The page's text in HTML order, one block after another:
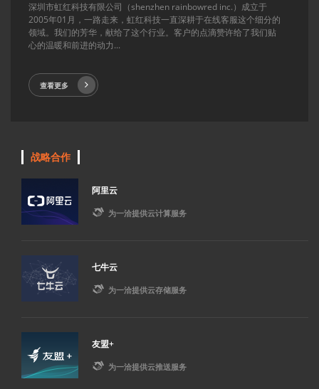
深圳市虹红科技有限公司（shenzhen rainbowred inc.）成立于
2005年01月，一路走来，虹红科技一直深耕于在线客服这个细分的
领域。我们的芳华，献给了这个行业。客户的点滴赞许给了我们贴
心的温暖和前进的动力...
查看更多
战略合作
阿里云
 为一洽提供云计算服务
七牛云
 为一洽提供云存储服务
友盟+
 为一洽提供云推送服务